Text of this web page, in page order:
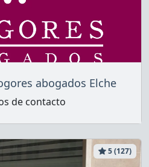
abogados Elche
de contacto
5 (127)